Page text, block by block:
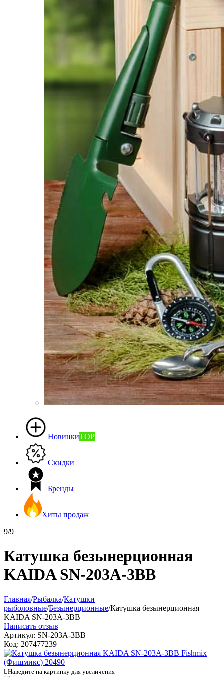
НовинкиTOP
Скидки
Бренды
Хиты продаж
9/9
Катушка безынерционная
KAIDA SN-203A-3BB
Главная/Рыбалка/Катушки
рыболовные/Безынерционные/Катушка безынерционная
KAIDA SN-203A-3BB
Написать отзыв
Артикул: SN-203A-3BB
Код: 207477239
Наведите на картинку для увеличения